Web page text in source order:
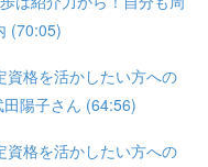
(70:05)
資格を活かしたい方への
陽子さん (64:56)
資格を活かしたい方への